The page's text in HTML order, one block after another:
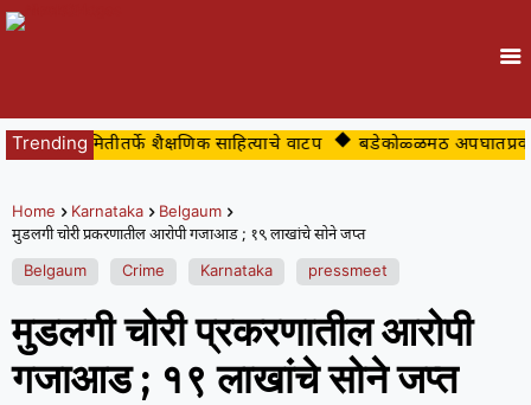
Trending
युवा समितीतर्फे शैक्षणिक साहित्याचे वाटप बडेकोळ्ळमठ अपघातप्रवण
Home Karnataka
Belgaum
मुडलगी चोरी प्रकरणातील आरोपी गजाआड ; १९ लाखांचे सोने जप्त
Belgaum
Crime Karnataka pressmeet
मुडलगी चोरी प्रकरणातील आरोपी
गजाआड ; १९ लाखांचे सोने जप्त